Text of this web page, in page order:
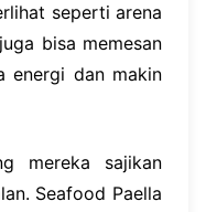
seperti arena
bisa memesan
energi dan makin
mereka sajikan
Seafood Paella